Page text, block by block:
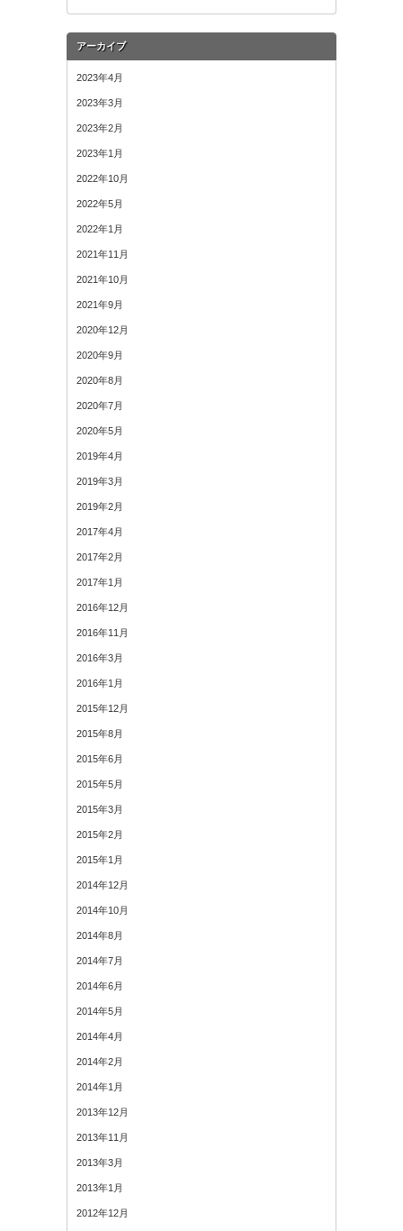
アーカイブ
2023年4月
2023年3月
2023年2月
2023年1月
2022年10月
2022年5月
2022年1月
2021年11月
2021年10月
2021年9月
2020年12月
2020年9月
2020年8月
2020年7月
2020年5月
2019年4月
2019年3月
2019年2月
2017年4月
2017年2月
2017年1月
2016年12月
2016年11月
2016年3月
2016年1月
2015年12月
2015年8月
2015年6月
2015年5月
2015年3月
2015年2月
2015年1月
2014年12月
2014年10月
2014年8月
2014年7月
2014年6月
2014年5月
2014年4月
2014年2月
2014年1月
2013年12月
2013年11月
2013年3月
2013年1月
2012年12月